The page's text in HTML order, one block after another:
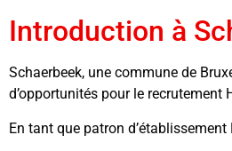
Introduction à
Schaerbeek, une commune de
d’opportunités pour le recrutement
En tant que patron